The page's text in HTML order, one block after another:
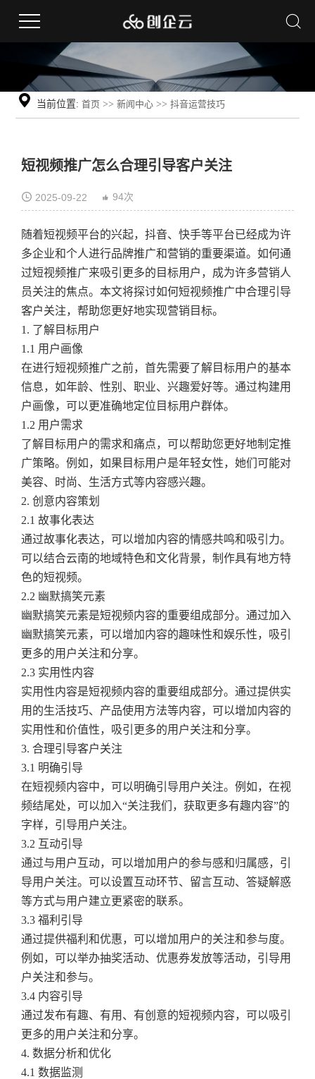
当前位置: 首页 >>新闻中心 >>抖音运营技巧
短视频推广怎么合理引导客户关注
2025-09-22 94次
随着短视频平台的兴起，抖音、快手等平台已经成为许
多企业和个人进行品牌推广和营销的重要渠道。如何通
过短视频推广来吸引更多的目标用户，成为许多营销人
员关注的焦点。本文将探讨如何短视频推广中合理引导
客户关注，帮助您更好地实现营销目标。
1. 了解目标用户
1.1 用户画像
在进行短视频推广之前，首先需要了解目标用户的基本
信息，如年龄、性别、职业、兴趣爱好等。通过构建用
户画像，可以更准确地定位目标用户群体。
1.2 用户需求
了解目标用户的需求和痛点，可以帮助您更好地制定推
广策略。例如，如果目标用户是年轻女性，她们可能对
美容、时尚、生活方式等内容感兴趣。
2. 创意内容策划
2.1 故事化表达
通过故事化表达，可以增加内容的情感共鸣和吸引力。
可以结合云南的地域特色和文化背景，制作具有地方特
色的短视频。
2.2 幽默搞笑元素
幽默搞笑元素是短视频内容的重要组成部分。通过加入
幽默搞笑元素，可以增加内容的趣味性和娱乐性，吸引
更多的用户关注和分享。
2.3 实用性内容
实用性内容是短视频内容的重要组成部分。通过提供实
用的生活技巧、产品使用方法等内容，可以增加内容的
实用性和价值性，吸引更多的用户关注和分享。
3. 合理引导客户关注
3.1 明确引导
在短视频内容中，可以明确引导用户关注。例如，在视
频结尾处，可以加入“关注我们，获取更多有趣内容”的
字样，引导用户关注。
3.2 互动引导
通过与用户互动，可以增加用户的参与感和归属感，引
导用户关注。可以设置互动环节、留言互动、答疑解惑
等方式与用户建立更紧密的联系。
3.3 福利引导
通过提供福利和优惠，可以增加用户的关注和参与度。
例如，可以举办抽奖活动、优惠券发放等活动，引导用
户关注和参与。
3.4 内容引导
通过发布有趣、有用、有创意的短视频内容，可以吸引
更多的用户关注和分享。
4. 数据分析和优化
4.1 数据监测